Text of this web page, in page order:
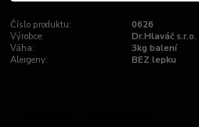
Číslo produktu:
0626
Výrobce:
Dr.Hlaváč s.r.o.
Váha:
3kg balení
Alergeny:
BEZ lepku